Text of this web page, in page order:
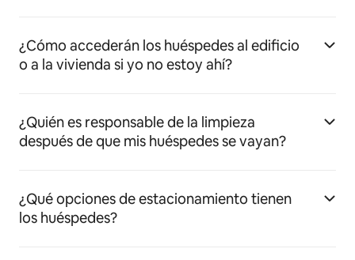
¿Cómo accederán los huéspedes al edificio
o a la vivienda si yo no estoy ahí?
¿Quién es responsable de la limpieza
después de que mis huéspedes se vayan?
¿Qué opciones de estacionamiento tienen
los huéspedes?